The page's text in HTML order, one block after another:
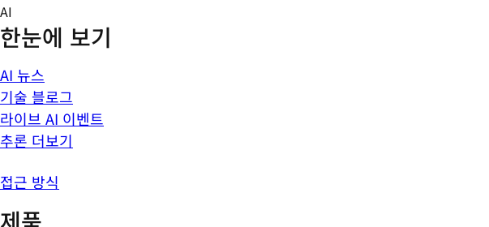
Skip
to
content
AI
한눈에 보기
AI 뉴스
기술 블로그
라이브 AI 이벤트
추론 더보기
접근 방식
제품